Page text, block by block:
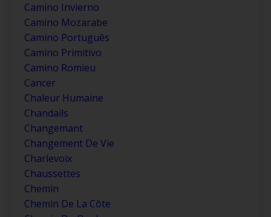
Camino Invierno
Camino Mozarabe
Camino Português
Camino Primitivo
Camino Romieu
Cancer
Chaleur Humaine
Chandails
Changemant
Changement De Vie
Charlevoix
Chaussettes
Chemin
Chemin De La Côte